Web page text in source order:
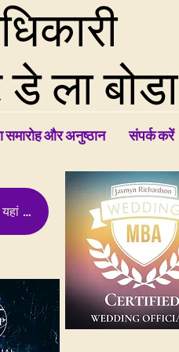
समारोह और अनुष्ठान संपर्क करें
ला बोडा
बुक करने के लिए यहां क्लिक करें !!